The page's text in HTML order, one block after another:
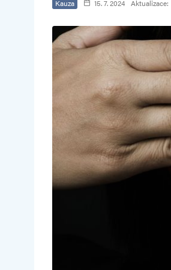
Kauza 15. 7. 2024 Aktualizace: